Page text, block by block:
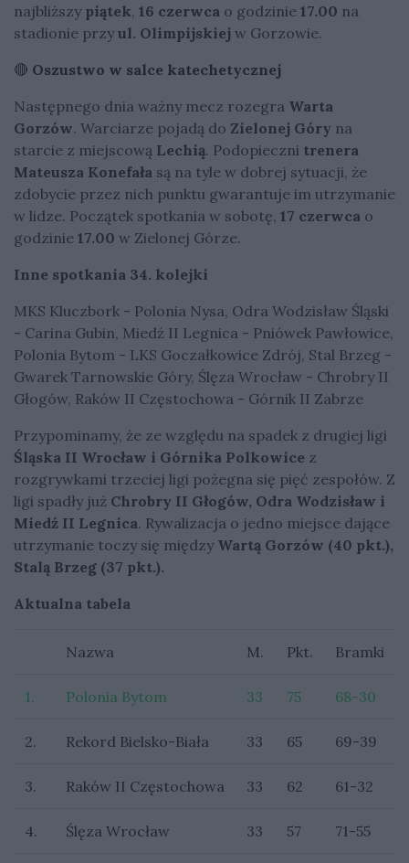
najbliższy piątek, 16 czerwca o godzinie 17.00 na
stadionie przy ul. Olimpijskiej w Gorzowie.
🔴 Oszustwo w salce katechetycznej
Następnego dnia ważny mecz rozegra Warta
Gorzów. Warciarze pojadą do Zielonej Góry na
starcie z miejscową Lechią. Podopieczni trenera
Mateusza Konefała są na tyle w dobrej sytuacji, że
zdobycie przez nich punktu gwarantuje im utrzymanie
w lidze. Początek spotkania w sobotę, 17 czerwca o
godzinie 17.00 w Zielonej Górze.
Inne spotkania 34. kolejki
MKS Kluczbork - Polonia Nysa, Odra Wodzisław Śląski
- Carina Gubin, Miedź II Legnica - Pniówek Pawłowice,
Polonia Bytom - LKS Goczałkowice Zdrój, Stal Brzeg -
Gwarek Tarnowskie Góry, Ślęza Wrocław - Chrobry II
Głogów, Raków II Częstochowa - Górnik II Zabrze
Przypominamy, że ze względu na spadek z drugiej ligi
Śląska II Wrocław i Górnika Polkowice z
rozgrywkami trzeciej ligi pożegna się pięć zespołów. Z
ligi spadły już Chrobry II Głogów, Odra Wodzisław i
Miedź II Legnica. Rywalizacja o jedno miejsce dające
utrzymanie toczy się między Wartą Gorzów (40 pkt.),
Stalą Brzeg (37 pkt.).
Aktualna tabela
Nazwa M. Pkt. Bramki
1. Polonia Bytom 33 75 68-30
2. Rekord Bielsko-Biała 33 65 69-39
3. Raków II Częstochowa 33 62 61-32
4. Ślęza Wrocław 33 57 71-55